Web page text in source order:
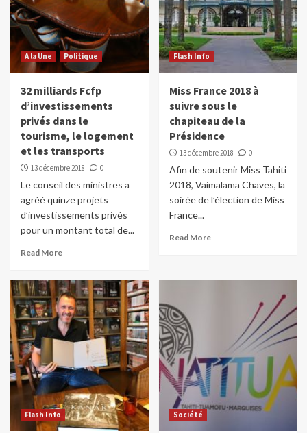
5
Dans le monde
Les réseaux sociaux interdits au moins de
15 ans en France
Dans le monde
Top 14 (rugby): Thomas Ramos signe au
Racing 92
Dans le monde
Crash lunaire ce mardi soir (20h35)
Dans le monde
4
Dans le monde
Un baril de pétrole à plus de 100 dollars,
si…
Dans le monde
Les réseaux sociaux interdits au moins de
15 ans en France
A la Une Politique
32 milliards Fcfp
d’investissements
privés dans le
tourisme, le logement
et les transports
13 décembre 2018 0
Le conseil des ministres a
agréé quinze projets
d’investissements privés
pour un montant total de...
Read More
Flash Info
Miss France 2018 à
suivre sous le
chapiteau de la
Présidence
13 décembre 2018 0
Afin de soutenir Miss Tahiti
2018, Vaimalama Chaves, la
soirée de l’élection de Miss
France...
Read More
Flash Info Société